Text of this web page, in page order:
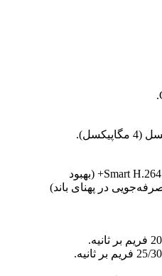
Smart H.265+ و Smart H.264+ (بهبود
در پهنای باند)